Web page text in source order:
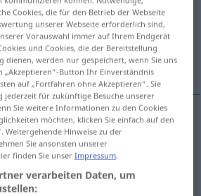
anklicken/antippen)
Cookies, die für den Betrieb der Webseite
unserer Webseite erforderlich sind,
Vorauswahl immer auf Ihrem Endgerät
und Cookies, die der Bereitstellung
dienen, werden nur gespeichert, wenn Sie uns
„Akzeptieren“-Button Ihr Einverständnis
auf „Fortfahren ohne Akzeptieren“. Sie
für zukünftige Besuche unserer
Sie weitere Informationen zu den Cookies
möchten, klicken Sie einfach auf den
Weitergehende Hinweise zu der
Sie ansonsten unserer
finden Sie unserImpressum.
verarbeiten Daten, um